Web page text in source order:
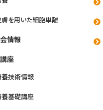
を用いた細胞単離
情報
座
技術情報
基礎講座